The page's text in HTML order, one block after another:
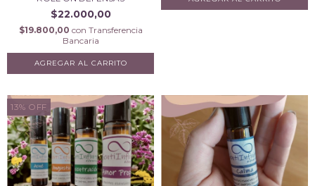
$22.000,00
$19.800,00 con Transferencia
Bancaria
AGREGAR AL CARRITO
13% OFF